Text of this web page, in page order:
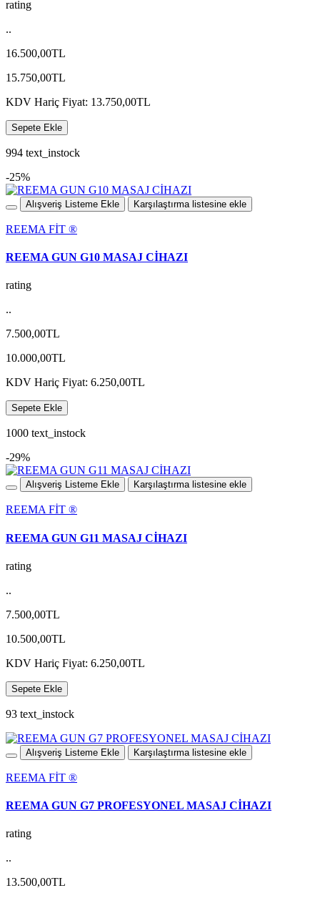
rating
..
16.500,00TL
15.750,00TL
KDV Hariç Fiyat: 13.750,00TL
Sepete Ekle
994 text_instock
-25%
Alışveriş Listeme Ekle Karşılaştırma listesine ekle
REEMA FİT ®️
REEMA GUN G10 MASAJ CİHAZI
rating
..
7.500,00TL
10.000,00TL
KDV Hariç Fiyat: 6.250,00TL
Sepete Ekle
1000 text_instock
-29%
Alışveriş Listeme Ekle Karşılaştırma listesine ekle
REEMA FİT ®️
REEMA GUN G11 MASAJ CİHAZI
rating
..
7.500,00TL
10.500,00TL
KDV Hariç Fiyat: 6.250,00TL
Sepete Ekle
93 text_instock
Alışveriş Listeme Ekle Karşılaştırma listesine ekle
REEMA FİT ®️
REEMA GUN G7 PROFESYONEL MASAJ CİHAZI
rating
..
13.500,00TL